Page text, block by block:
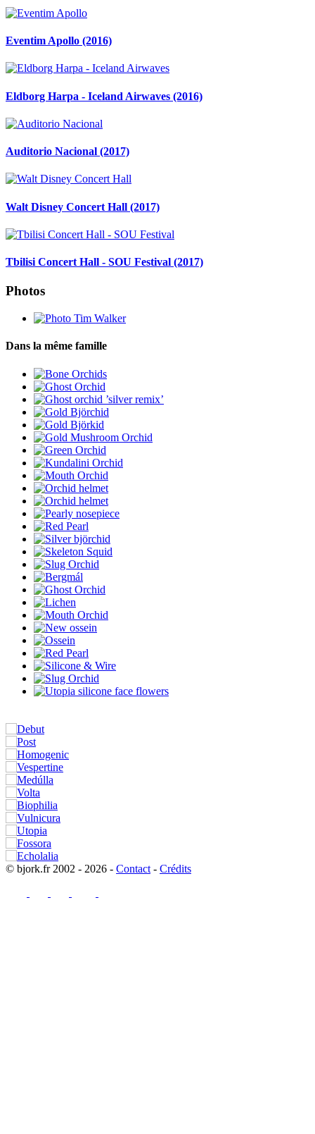
Eventim Apollo (2016)
Eldborg Harpa - Iceland Airwaves (2016)
Auditorio Nacional (2017)
Walt Disney Concert Hall (2017)
Tbilisi Concert Hall - SOU Festival (2017)
Photos
Dans la même famille
© bjork.fr 2002 - 2026 - Contact - Crédits